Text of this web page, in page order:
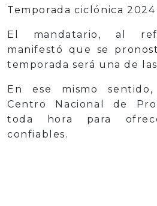
Temporada ciclónica 2024
El mandatario, al
manifestó que se
temporada será una de
En ese mismo
Centro Nacional de
toda hora para
confiables.